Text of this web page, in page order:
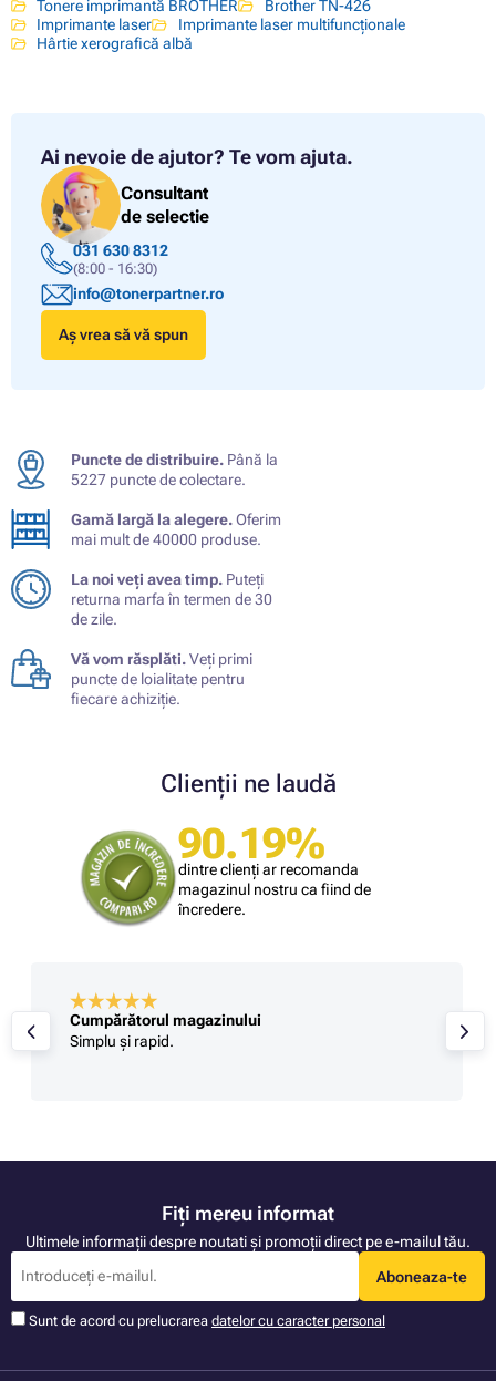
Tonere imprimantă BROTHER
Brother TN-426
Imprimante laser
Imprimante laser multifuncționale
Hârtie xerografică albă
Ai nevoie de ajutor? Te vom ajuta.
Consultant
de selectie
031 630 8312
(8:00 - 16:30)
info@tonerpartner.ro
Aș vrea să vă spun
Puncte de distribuire. Până la
5227 puncte de colectare.
Gamă largă la alegere.Oferim
mai mult de 40000 produse.
La noi veți avea timp. Puteți
returna marfa în termen de 30
de zile.
Vă vom răsplăti.Veți primi
puncte de loialitate pentru
fiecare achiziție.
Clienții ne laudă
90.19%
dintre clienți ar recomanda
magazinul nostru ca fiind de
încredere.
Cumpărătorul magazinului
Simplu și rapid.
Fiți mereu informat
Ultimele informații despre noutati și promoții direct pe e-mailul tău.
Aboneaza-te
Sunt de acord cu prelucrarea datelor cu caracter personal